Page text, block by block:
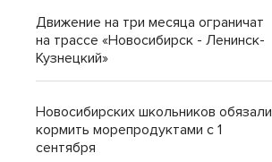
Движение на три месяца ограничат
на трассе «Новосибирск - Ленинск-
Кузнецкий»
Новосибирских школьников обязали
кормить морепродуктами с 1
сентября